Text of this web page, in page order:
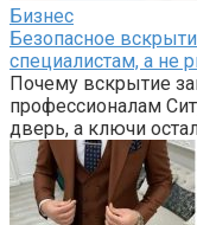
Бизнес
Безопасное
специалистам, а не
Почему вскрытие
профессионалам
дверь, а ключи